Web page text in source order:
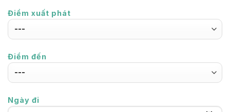
Điểm xuất phát
Điểm đến
Ngày đi